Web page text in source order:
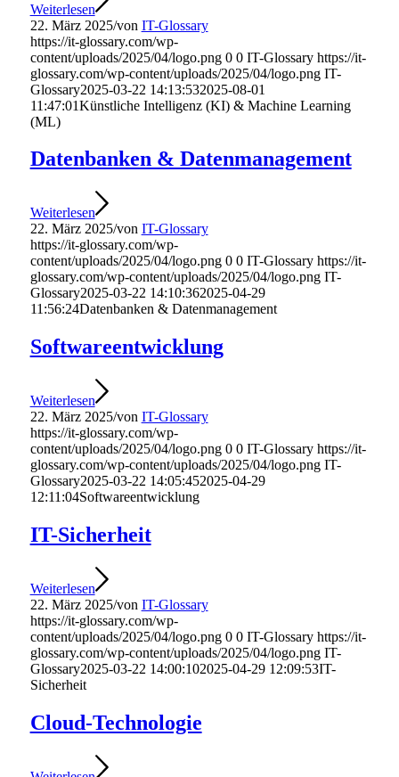
Weiterlesen
22. März 2025/von IT-Glossary
https://it-glossary.com/wp-
content/uploads/2025/04/logo.png 0 0 IT-Glossary https://it-
glossary.com/wp-content/uploads/2025/04/logo.png IT-
Glossary2025-03-22 14:13:532025-08-01
11:47:01Künstliche Intelligenz (KI) & Machine Learning
(ML)
Datenbanken & Datenmanagement
Weiterlesen
22. März 2025/von IT-Glossary
https://it-glossary.com/wp-
content/uploads/2025/04/logo.png 0 0 IT-Glossary https://it-
glossary.com/wp-content/uploads/2025/04/logo.png IT-
Glossary2025-03-22 14:10:362025-04-29
11:56:24Datenbanken & Datenmanagement
Softwareentwicklung
Weiterlesen
22. März 2025/von IT-Glossary
https://it-glossary.com/wp-
content/uploads/2025/04/logo.png 0 0 IT-Glossary https://it-
glossary.com/wp-content/uploads/2025/04/logo.png IT-
Glossary2025-03-22 14:05:452025-04-29
12:11:04Softwareentwicklung
IT-Sicherheit
Weiterlesen
22. März 2025/von IT-Glossary
https://it-glossary.com/wp-
content/uploads/2025/04/logo.png 0 0 IT-Glossary https://it-
glossary.com/wp-content/uploads/2025/04/logo.png IT-
Glossary2025-03-22 14:00:102025-04-29 12:09:53IT-
Sicherheit
Cloud-Technologie